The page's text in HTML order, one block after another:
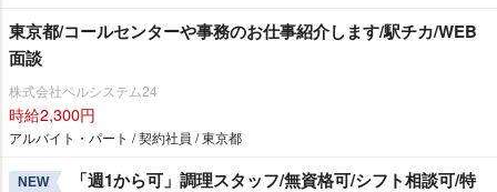
東京都/コールセンターや事務のお仕事紹介します/駅チカ/WEB
面談
株式会社ベルシステム24
時給2,300円
アルバイト・パート / 契約社員 / 東京都
NEW 「週1から可」調理スタッフ/無資格可/シフト相談可/特